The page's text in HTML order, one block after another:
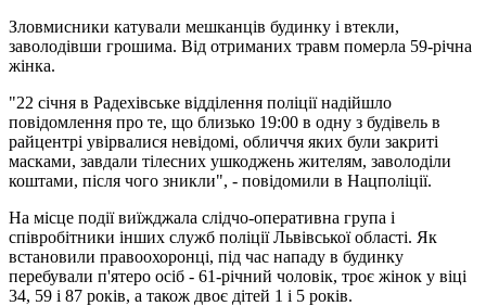
Зловмисники катували мешканців будинку і втекли,
заволодівши грошима. Від отриманих травм померла 59-річна
жінка.
"22 січня в Радехівське відділення поліції надійшло
повідомлення про те, що близько 19:00 в одну з будівель в
райцентрі увірвалися невідомі, обличчя яких були закриті
масками, завдали тілесних ушкоджень жителям, заволоділи
коштами, після чого зникли", - повідомили в Нацполіції.
На місце події виїжджала слідчо-оперативна група і
співробітники інших служб поліції Львівської області. Як
встановили правоохоронці, під час нападу в будинку
перебували п'ятеро осіб - 61-річний чоловік, троє жінок у віці
34, 59 і 87 років, а також двоє дітей 1 і 5 років.